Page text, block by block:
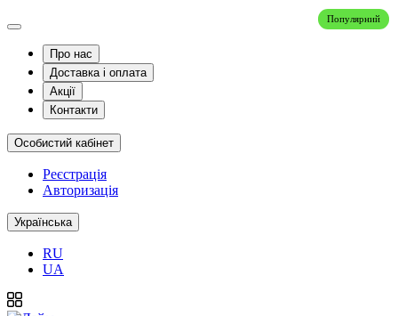
Про нас
Доставка і оплата
Акції
Контакти
Особистий кабінет
Реєстрація
Авторизація
Українська
RU
UA
Популярний